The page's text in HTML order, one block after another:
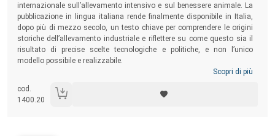
internazionale sull’allevamento intensivo e sul benessere animale. La
pubblicazione in lingua italiana rende finalmente disponibile in Italia,
dopo più di mezzo secolo, un testo chiave per comprendere le origini
storiche dell’allevamento industriale e riflettere su come questo sia il
risultato di precise scelte tecnologiche e politiche, e non l’unico
modello possibile e realizzabile.
Scopri di più
cod.
1400.20